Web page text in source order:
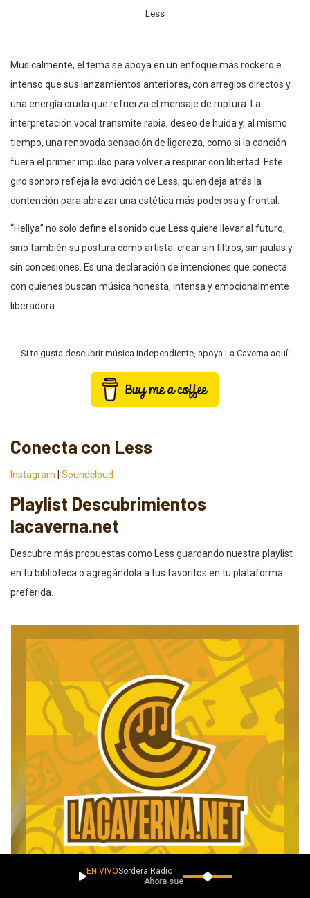
Less
Musicalmente, el tema se apoya en un enfoque más rockero e
intenso que sus lanzamientos anteriores, con arreglos directos y
una energía cruda que refuerza el mensaje de ruptura. La
interpretación vocal transmite rabia, deseo de huida y, al mismo
tiempo, una renovada sensación de ligereza, como si la canción
fuera el primer impulso para volver a respirar con libertad. Este
giro sonoro refleja la evolución de Less, quien deja atrás la
contención para abrazar una estética más poderosa y frontal.
“Hellya” no solo define el sonido que Less quiere llevar al futuro,
sino también su postura como artista: crear sin filtros, sin jaulas y
sin concesiones. Es una declaración de intenciones que conecta
con quienes buscan música honesta, intensa y emocionalmente
liberadora.
Si te gusta descubrir música independiente, apoya La Caverna aquí:
Conecta con Less
Instagram Soundcloud
Playlist Descubrimientos
lacaverna.net
Descubre más propuestas como Less guardando nuestra playlist
en tu biblioteca o agregándola a tus favoritos en tu plataforma
preferida.
EN VIVOSordera Radio
Ahora suena